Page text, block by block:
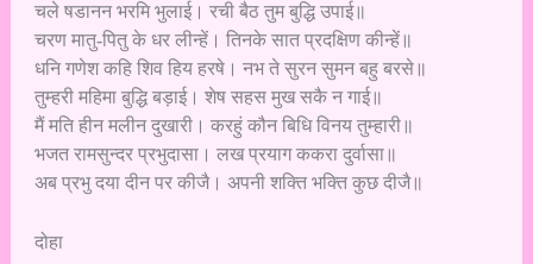
चले षडानन भरमि भुलाई। रची बैठ तुम बुद्धि उपाई॥
चरण मातु-पितु के धर लीन्हें। तिनके सात प्रदक्षिण कीन्हें॥
धनि गणेश कहि शिव हिय हरषे। नभ ते सुरन सुमन बहु बरसे॥
तुम्हरी महिमा बुद्धि बड़ाई। शेष सहस मुख सकै न गाई॥
मैं मति हीन मलीन दुखारी। करहुं कौन बिधि विनय तुम्हारी॥
भजत रामसुन्दर प्रभुदासा। लख प्रयाग ककरा दुर्वासा॥
अब प्रभु दया दीन पर कीजै। अपनी शक्ति भक्ति कुछ दीजै॥
दोहा